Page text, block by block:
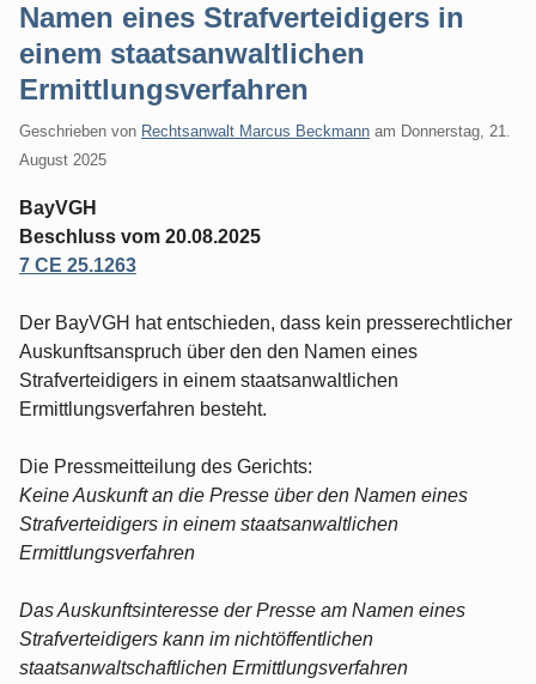
Namen eines Strafverteidigers in
einem staatsanwaltlichen
Ermittlungsverfahren
Geschrieben von Rechtsanwalt Marcus Beckmann am Donnerstag, 21.
August 2025
BayVGH
Beschluss vom 20.08.2025
7 CE 25.1263
Der BayVGH hat entschieden, dass kein presserechtlicher
Auskunftsanspruch über den den Namen eines
Strafverteidigers in einem staatsanwaltlichen
Ermittlungsverfahren besteht.
Die Pressmeitteilung des Gerichts:
Keine Auskunft an die Presse über den Namen eines
Strafverteidigers in einem staatsanwaltlichen
Ermittlungsverfahren
Das Auskunftsinteresse der Presse am Namen eines
Strafverteidigers kann im nichtöffentlichen
staatsanwaltschaftlichen Ermittlungsverfahren